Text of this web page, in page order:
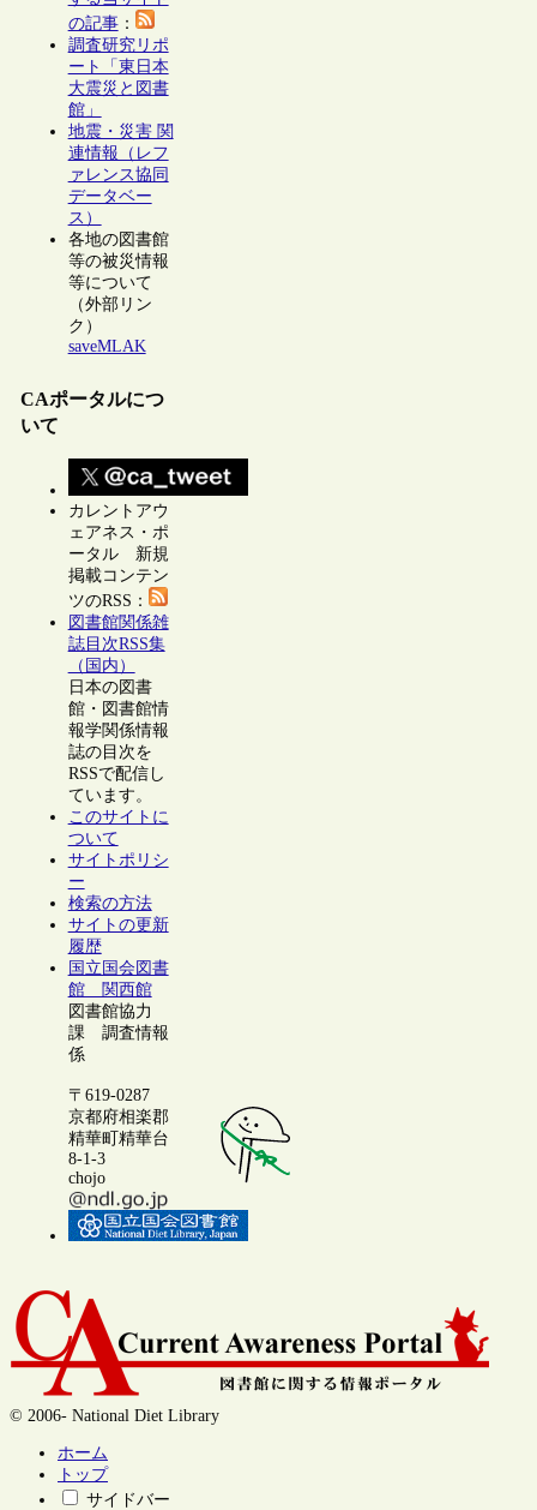
の記事：
調査研究リポ
ート「東日本
大震災と図書
館」
地震・災害 関
連情報（レフ
ァレンス協同
データベー
ス）
各地の図書館
等の被災情報
等について
（外部リン
ク）
saveMLAK
CAポータルにつ
いて
カレントアウ
ェアネス・ポ
ータル 新規
掲載コンテン
ツのRSS：
図書館関係雑
誌目次RSS集
（国内）
日本の図書
館・図書館情
報学関係情報
誌の目次を
RSSで配信し
ています。
このサイトに
ついて
サイトポリシ
ー
検索の方法
サイトの更新
履歴
国立国会図書
館 関西館
図書館協力
課 調査情報
係
〒619-0287
京都府相楽郡
精華町精華台
8-1-3
chojo
© 2006- National Diet Library
ホーム
トップ
サイドバー